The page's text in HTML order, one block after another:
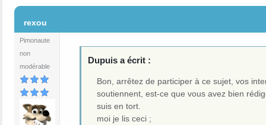
rexou
Pimonaute
non
modérable
Dupuis a écrit :
Bon, arrêtez de participer à ce sujet, vos
soutiennent, est-ce que vous avez bien
suis en tort.
moi je lis ceci ;